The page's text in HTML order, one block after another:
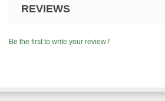
REVIEWS
Be the first to write your review !